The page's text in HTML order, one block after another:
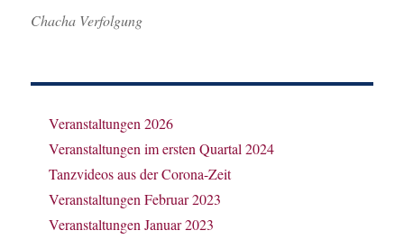
Chacha Verfolgung
Veranstaltungen 2026
Veranstaltungen im ersten Quartal 2024
Tanzvideos aus der Corona-Zeit
Veranstaltungen Februar 2023
Veranstaltungen Januar 2023